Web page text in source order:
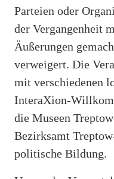
Parteien oder
der Vergangenheit
Äußerungen
verweigert. Die
mit verschiedenen
InteraXion-
die Museen
Bezirksamt
politische Bildung.